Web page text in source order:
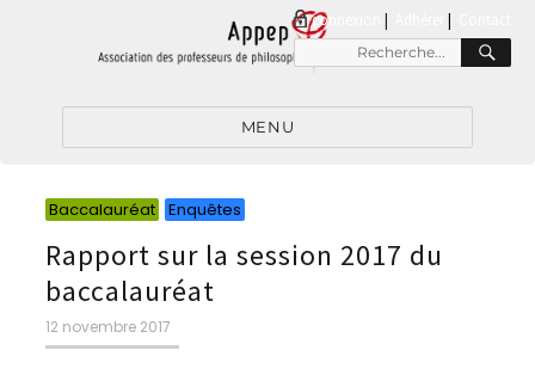
connexion |
MENU
Baccalauréat Enquêtes
Rapport sur la session 2017 du
baccalauréat
12 novembre 2017